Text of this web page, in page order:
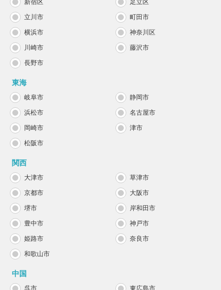
新宿区 足立区
立川市 町田市
横浜市 神奈川区
川崎市 藤沢市
長野市
東海
岐阜市 静岡市
浜松市 名古屋市
岡崎市 津市
松阪市
関西
大津市 草津市
京都市 大阪市
堺市 岸和田市
豊中市 神戸市
姫路市 奈良市
和歌山市
中国
呉市 東広島市